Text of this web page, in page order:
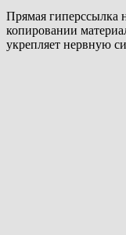
Прямая гиперссылка
копировании
укрепляет нервную